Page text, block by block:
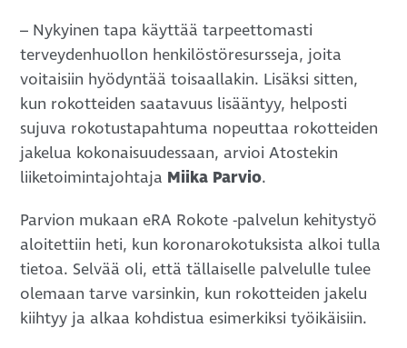
– Nykyinen tapa käyttää tarpeettomasti
terveydenhuollon henkilöstöresursseja, joita
voitaisiin hyödyntää toisaallakin. Lisäksi sitten,
kun rokotteiden saatavuus lisääntyy, helposti
sujuva rokotustapahtuma nopeuttaa rokotteiden
jakelua kokonaisuudessaan, arvioi Atostekin
liiketoimintajohtaja Miika Parvio.
Parvion mukaan eRA Rokote -palvelun kehitystyö
aloitettiin heti, kun koronarokotuksista alkoi tulla
tietoa. Selvää oli, että tällaiselle palvelulle tulee
olemaan tarve varsinkin, kun rokotteiden jakelu
kiihtyy ja alkaa kohdistua esimerkiksi työikäisiin.